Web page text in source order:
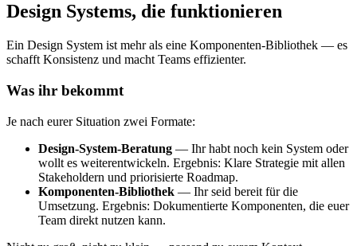
Design Systems, die funktionieren
Ein Design System ist mehr als eine Komponenten-Bibliothek — es
schafft Konsistenz und macht Teams effizienter.
Was ihr bekommt
Je nach eurer Situation zwei Formate:
Design-System-Beratung — Ihr habt noch kein System oder
wollt es weiterentwickeln. Ergebnis: Klare Strategie mit allen
Stakeholdern und priorisierte Roadmap.
Komponenten-Bibliothek — Ihr seid bereit für die
Umsetzung. Ergebnis: Dokumentierte Komponenten, die euer
Team direkt nutzen kann.